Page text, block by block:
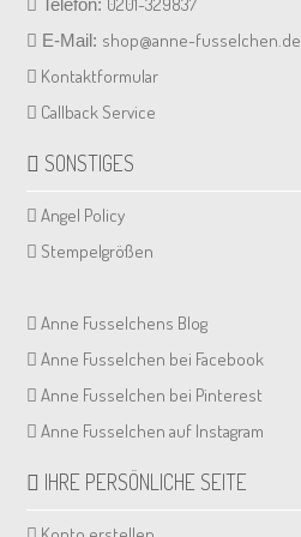
E-Mail: shop@anne-fusselchen.de
Kontaktformular
Callback Service
SONSTIGES
Angel Policy
Stempelgrößen
Anne Fusselchens Blog
Anne Fusselchen bei Facebook
Anne Fusselchen bei Pinterest
Anne Fusselchen auf Instagram
IHRE PERSÖNLICHE SEITE